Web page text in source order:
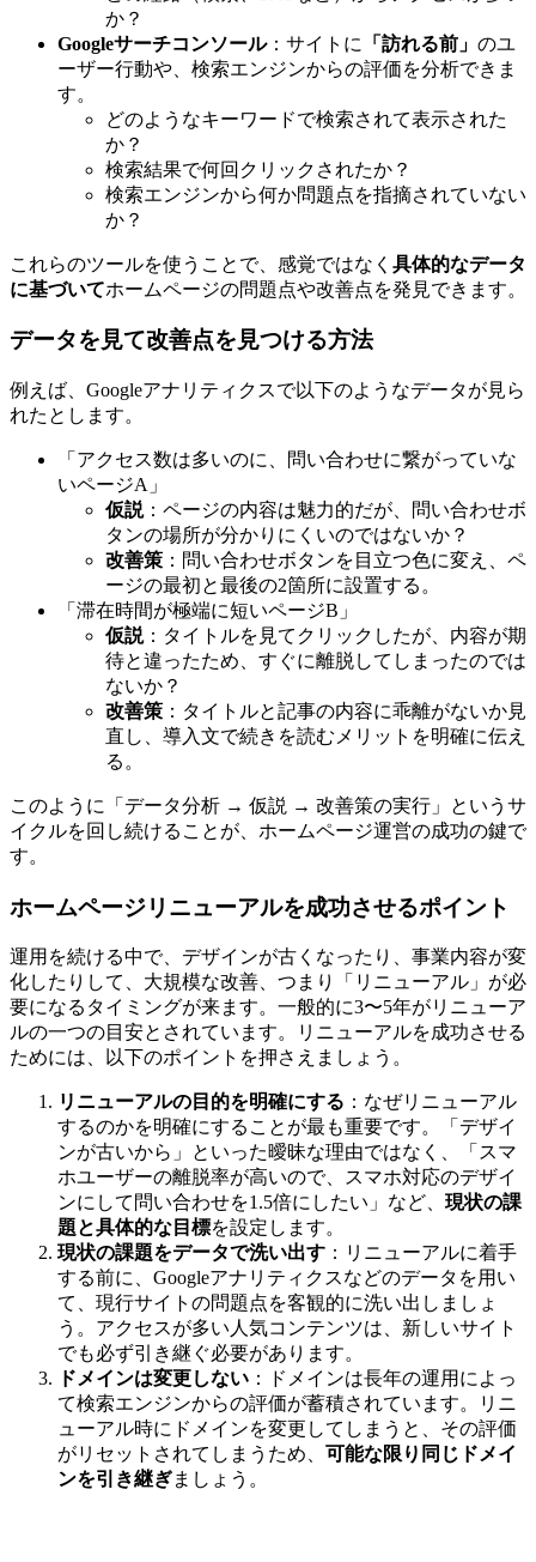
か？
Googleサーチコンソール：サイトに 「訪れる前」 のユ
ーザー行動や、検索エンジンからの評価を分析できま
す。
どのようなキーワードで検索されて表示された
か？
検索結果で何回クリックされたか？
検索エンジンから何か問題点を指摘されていない
か？
これらのツールを使うことで、感覚ではなく 具体的なデータ
に基づいてホームページの問題点や改善点を発見できます。
データを見て改善点を見つける方法
例えば、Googleアナリティクスで以下のようなデータが見ら
れたとします。
「アクセス数は多いのに、問い合わせに繋がっていな
いページA」
仮説：ページの内容は魅力的だが、問い合わせボ
タンの場所が分かりにくいのではないか？
改善策 ：問い合わせボタンを目立つ色に変え、ペ
ージの最初と最後の2箇所に設置する。
「滞在時間が極端に短いページB」
仮説：タイトルを見てクリックしたが、内容が期
待と違ったため、すぐに離脱してしまったのでは
ないか？
改善策 ：タイトルと記事の内容に乖離がないか見
直し、導入文で続きを読むメリットを明確に伝え
る。
このように「データ分析 → 仮説 → 改善策の実行」というサ
イクルを回し続けることが、ホームページ運営の成功の鍵で
す。
ホームページリニューアルを成功させるポイント
運用を続ける中で、デザインが古くなったり、事業内容が変
化したりして、大規模な改善、つまり「リニューアル」が必
要になるタイミングが来ます。一般的に3〜5年がリニューア
ルの一つの目安とされています。リニューアルを成功させる
ためには、以下のポイントを押さえましょう。
リニューアルの目的を明確にする ：なぜリニューアル
するのかを明確にすることが最も重要です。「デザイ
ンが古いから」といった曖昧な理由ではなく、「スマ
ホユーザーの離脱率が高いので、スマホ対応のデザイ
ンにして問い合わせを1.5倍にしたい」など、 現状の課
題と具体的な目標を設定します。
現状の課題をデータで洗い出す ：リニューアルに着手
する前に、Googleアナリティクスなどのデータを用い
て、現行サイトの問題点を客観的に洗い出しましょ
う。アクセスが多い人気コンテンツは、新しいサイト
でも必ず引き継ぐ必要があります。
ドメインは変更しない ：ドメインは長年の運用によっ
て検索エンジンからの評価が蓄積されています。リニ
ューアル時にドメインを変更してしまうと、その評価
がリセットされてしまうため、 可能な限り同じドメイ
ンを引き継ぎましょう。